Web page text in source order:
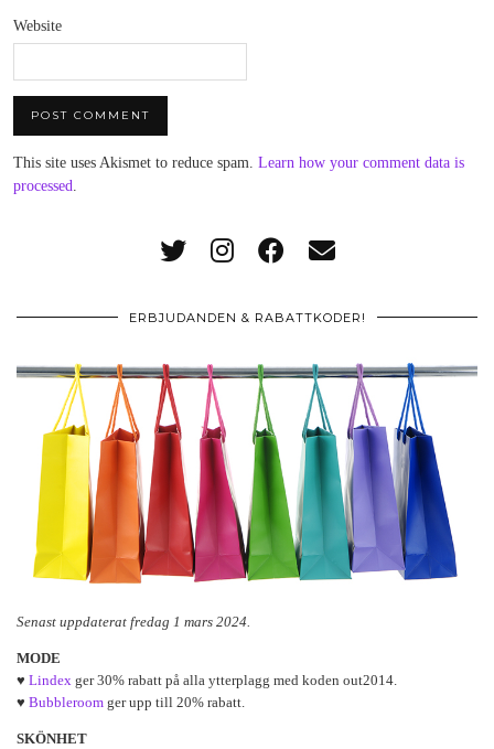
Website
This site uses Akismet to reduce spam. Learn how your comment data is
processed.
ERBJUDANDEN & RABATTKODER!
Senast uppdaterat fredag 1 mars 2024.
MODE
♥ Lindex ger 30% rabatt på alla ytterplagg med koden out2014.
♥ Bubbleroom ger upp till 20% rabatt.
SKÖNHET